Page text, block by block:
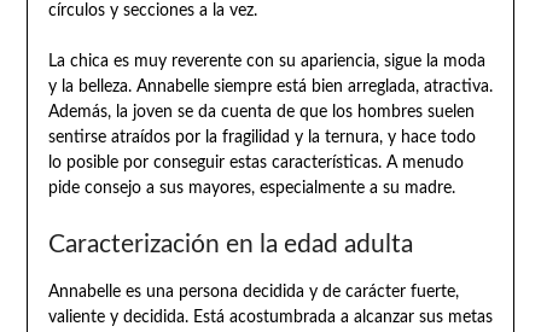
círculos y secciones a la vez.
La chica es muy reverente con su apariencia, sigue la moda
y la belleza. Annabelle siempre está bien arreglada, atractiva.
Además, la joven se da cuenta de que los hombres suelen
sentirse atraídos por la fragilidad y la ternura, y hace todo
lo posible por conseguir estas características. A menudo
pide consejo a sus mayores, especialmente a su madre.
Caracterización en la edad adulta
Annabelle es una persona decidida y de carácter fuerte,
valiente y decidida. Está acostumbrada a alcanzar sus metas